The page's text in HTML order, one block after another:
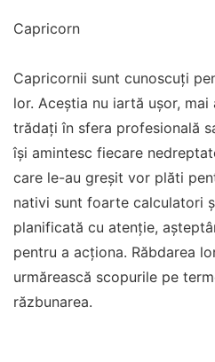
Capricorn
Capricornii sunt cunoscuți
lor. Aceștia nu iartă ușor,
trădați în sfera profesională
își amintesc fiecare
care le-au greșit vor plăti
nativi sunt foarte calculatori
planificată cu atenție,
pentru a acționa. Răbdarea
urmărească scopurile pe
răzbunarea.